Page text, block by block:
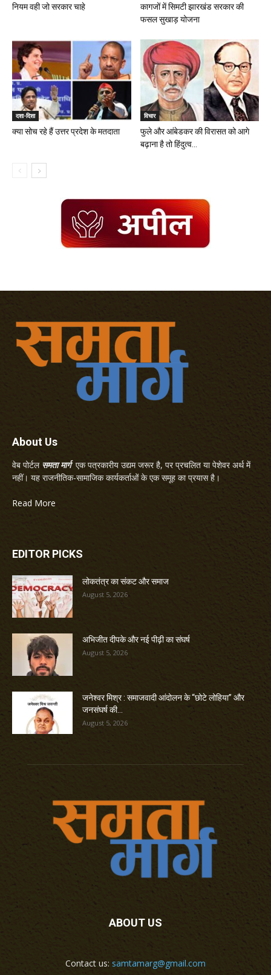
नियम वही जो सरकार चाहे
कागजों में सिमटी झारखंड सरकार की
फसल सुखाड़ योजना
दशा-दिशा
क्या सोच रहे हैं उत्तर प्रदेश के मतदाता
विचार
फुले और आंबेडकर की विरासत को आगे
बढ़ाना है तो हिंदुत्व...
About Us
वेब पोर्टल समता मार्गएक पत्रकारीय उद्यम जरूर है, पर प्रचलित या पेशेवर अर्थ में
नहीं। यह राजनीतिक-सामाजिक कार्यकर्ताओं के एक समूह का प्रयास है।
Read More
EDITOR PICKS
लोकतंत्र का संकट और समाज
August 5, 2026
अभिजीत दीपके और नई पीढ़ी का संघर्ष
August 5, 2026
जनेश्वर मिश्र : समाजवादी आंदोलन के “छोटे लोहिया” और
जनसंघर्ष की...
August 5, 2026
ABOUT US
Contact us: samtamarg@gmail.com